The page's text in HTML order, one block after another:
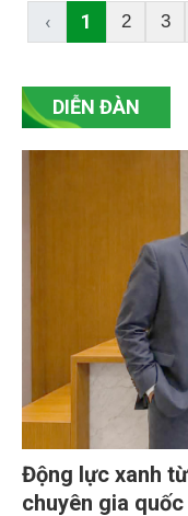
phục vụ giám
Việc kết hợp
nguyện vọng của
"Uống nước nhớ
‹ 1 2 3
DIỄN ĐÀN
Động lực xanh
chuyên gia